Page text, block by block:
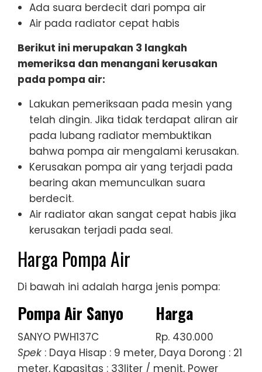
Ada suara berdecit dari pompa air
Air pada radiator cepat habis
Berikut ini merupakan 3 langkah
memeriksa dan menangani kerusakan
pada pompa air:
Lakukan pemeriksaan pada mesin yang
telah dingin. Jika tidak terdapat aliran air
pada lubang radiator membuktikan
bahwa pompa air mengalami kerusakan.
Kerusakan pompa air yang terjadi pada
bearing akan memunculkan suara
berdecit.
Air radiator akan sangat cepat habis jika
kerusakan terjadi pada seal.
Harga Pompa Air
Di bawah ini adalah harga jenis pompa:
Pompa Air Sanyo Harga
SANYO PWH137C
Rp. 430.000
Spek : Daya Hisap : 9 meter, Daya Dorong : 21
meter, Kapasitas : 33liter / menit, Power